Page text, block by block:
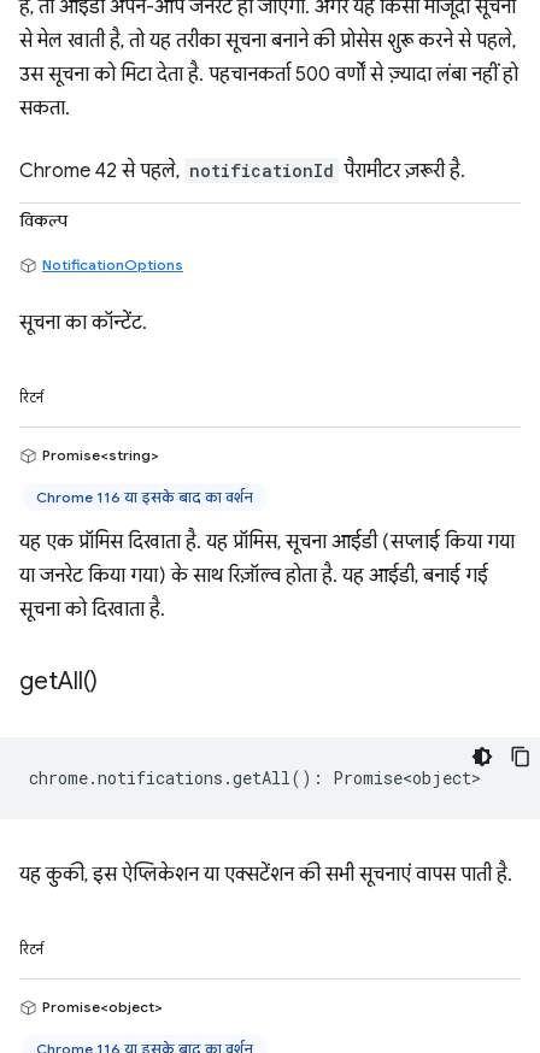
है, तो आईडी अपने-आप जनरेट हो जाएगा. अगर यह किसी मौजूदा सूचना
से मेल खाती है, तो यह तरीका सूचना बनाने की प्रोसेस शुरू करने से पहले,
उस सूचना को मिटा देता है. पहचानकर्ता 500 वर्णों से ज़्यादा लंबा नहीं हो
सकता.
Chrome 42 से पहले, notificationId पैरामीटर ज़रूरी है.
विकल्प
NotificationOptions
सूचना का कॉन्टेंट.
रिटर्न
Promise<string>
Chrome 116 या इसके बाद का वर्शन
यह एक प्रॉमिस दिखाता है. यह प्रॉमिस, सूचना आईडी (सप्लाई किया गया
या जनरेट किया गया) के साथ रिज़ॉल्व होता है. यह आईडी, बनाई गई
सूचना को दिखाता है.
getAll()
chrome.notifications .getAll() : Promise<object>
यह कुकी, इस ऐप्लिकेशन या एक्सटेंशन की सभी सूचनाएं वापस पाती है.
रिटर्न
Promise<object>
Chrome 116 या इसके बाद का वर्शन